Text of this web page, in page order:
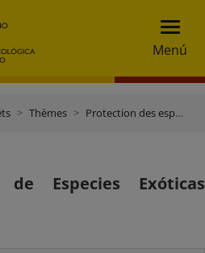
Menú
Thèmes Protection des espèces
de Especies Exóticas